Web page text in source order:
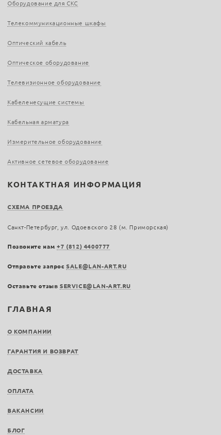
ГЛАВНАЯ
О КОМПАНИИ
ГАРАНТИЯ И ВОЗВРАТ
ДОСТАВКА
ОПЛАТА
ВАКАНСИИ
БЛОГ
Оборудование для СКС
Телекоммуникационные шкафы
Оптический кабель
Оптическое оборудование
Телевизионное оборудование
Кабеленесущие системы
Кабельная арматура
Измерительное оборудование
Активное сетевое оборудование
КОНТАКТНАЯ ИНФОРМАЦИЯ
СХЕМА ПРОЕЗДА
Санкт-Петербург, ул. Одоевского 28 (м. Приморская)
Позвоните нам+7 (812) 4400777
Отправьте запросSALE@LAN-ART.RU
Оставьте отзыв SERVICE@LAN-ART.RU